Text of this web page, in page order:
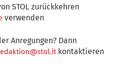
STOL zurückkehren
verwenden
Anregungen? Dann
kontaktieren